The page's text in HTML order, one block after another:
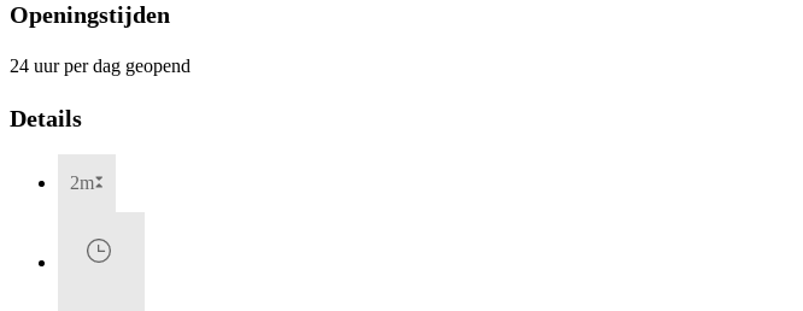
Openingstijden
24 uur per dag geopend
Details
2m